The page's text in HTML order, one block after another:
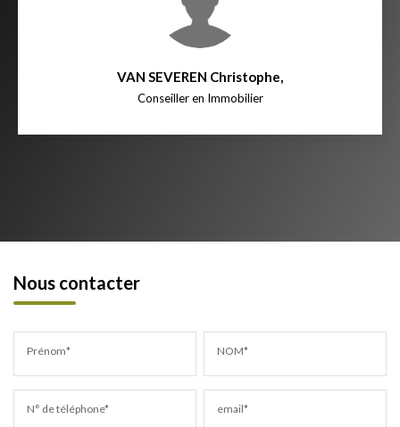
VAN SEVEREN Christophe,
Conseiller en Immobilier
Nous contacter
Prénom* NOM*
N° de téléphone* email*